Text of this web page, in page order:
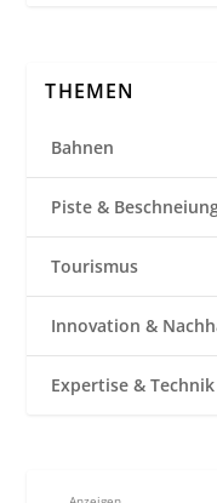
THEMEN
Bahnen
Piste &
Tourismus
Innovation &
Expertise & Technik